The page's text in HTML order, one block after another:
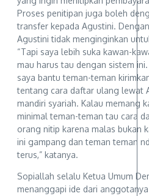
Proses penitipan juga boleh
transfer kepada Agustini.
Agustini tidak menginginkan
“Tapi saya lebih suka kawan-
mau harus tau dengan sistem
saya bantu teman-teman
tentang cara daftar ulang lewat
mandiri syariah. Kalau memang
minimal teman-teman tau cara
orang nitip karena malas bukan
ini gampang dan teman teman
terus,” katanya.
Sopiallah selalu Ketua Umum
menanggapi ide dari